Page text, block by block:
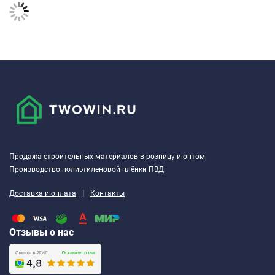
материалом постоянно — достаточно лишь взять в руки
мобильный телефон, корпус которого изготовлен именно из
Общим для поликарбонатных листов (как уже
упоминалось выше) является следующее: это прозрачные,
свойствами и ударной стойкостью.
светопропускающие перекрытия в различных жилых,
общественных и производственных зданиях и
сооружениях.
Листы поликарбоната широко используются во всех
Продажа строительных материалов в розницу и оптом.
Производство полиэтиленовой плёнки ПВД.
Доставка и оплата | Контакты
Отзывы о нас